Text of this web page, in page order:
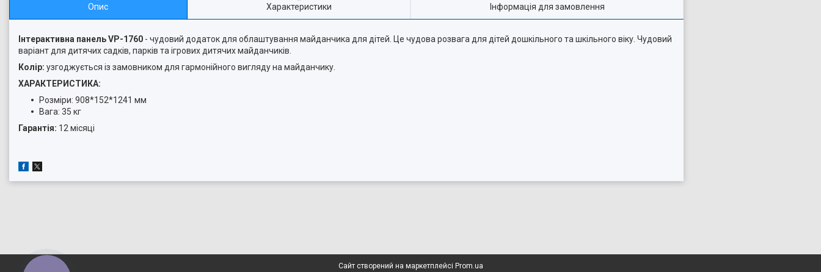
Опис Характеристики Інформація для замовлення
Інтерактивна панель VP-1760 - чудовий додаток для облаштування майданчика для дітей. Це чудова розвага для дітей дошкільного та шкільного віку. Чудовий
варіант для дитячих садків, парків та ігрових дитячих майданчиків.
Колір: узгоджується із замовником для гармонійного вигляду на майданчику.
ХАРАКТЕРИСТИКА:
Розміри: 908*152*1241 мм
Вага: 35 кг
Гарантія: 12 місяці
Сайт створений на маркетплейсі Prom.ua